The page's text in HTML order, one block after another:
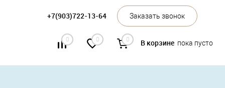
+7(903)722-13-64 Заказать звонок
0 0 0 В корзине пока пусто